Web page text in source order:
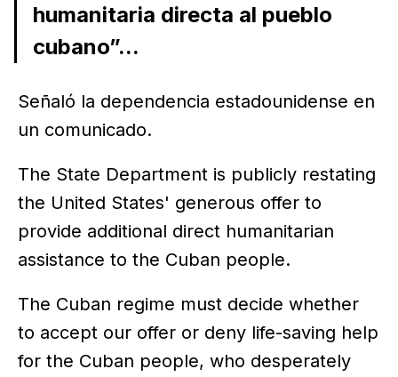
humanitaria directa al pueblo
cubano”...
Señaló la dependencia estadounidense en
un comunicado.
The State Department is publicly restating
the United States' generous offer to
provide additional direct humanitarian
assistance to the Cuban people.
The Cuban regime must decide whether
to accept our offer or deny life-saving help
for the Cuban people, who desperately